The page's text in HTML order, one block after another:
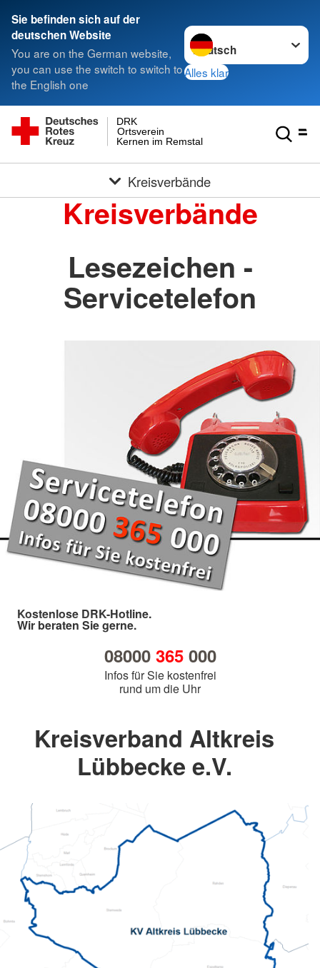
Sie befinden sich auf der
deutschen Website
You are on the German website,
you can use the switch to switch to
the English one
Sprache wechseln zu
Alles klar
Kernen im Remstal
Ortsverein
DRK
Kreisverbände
Kreisverbände
Lesezeichen -
Servicetelefon
Kostenlose DRK-Hotline.
Wir beraten Sie gerne.
08000 365000
Infos für Sie kostenfrei
rund um die Uhr
Kreisverband Altkreis
Lübbecke e.V.